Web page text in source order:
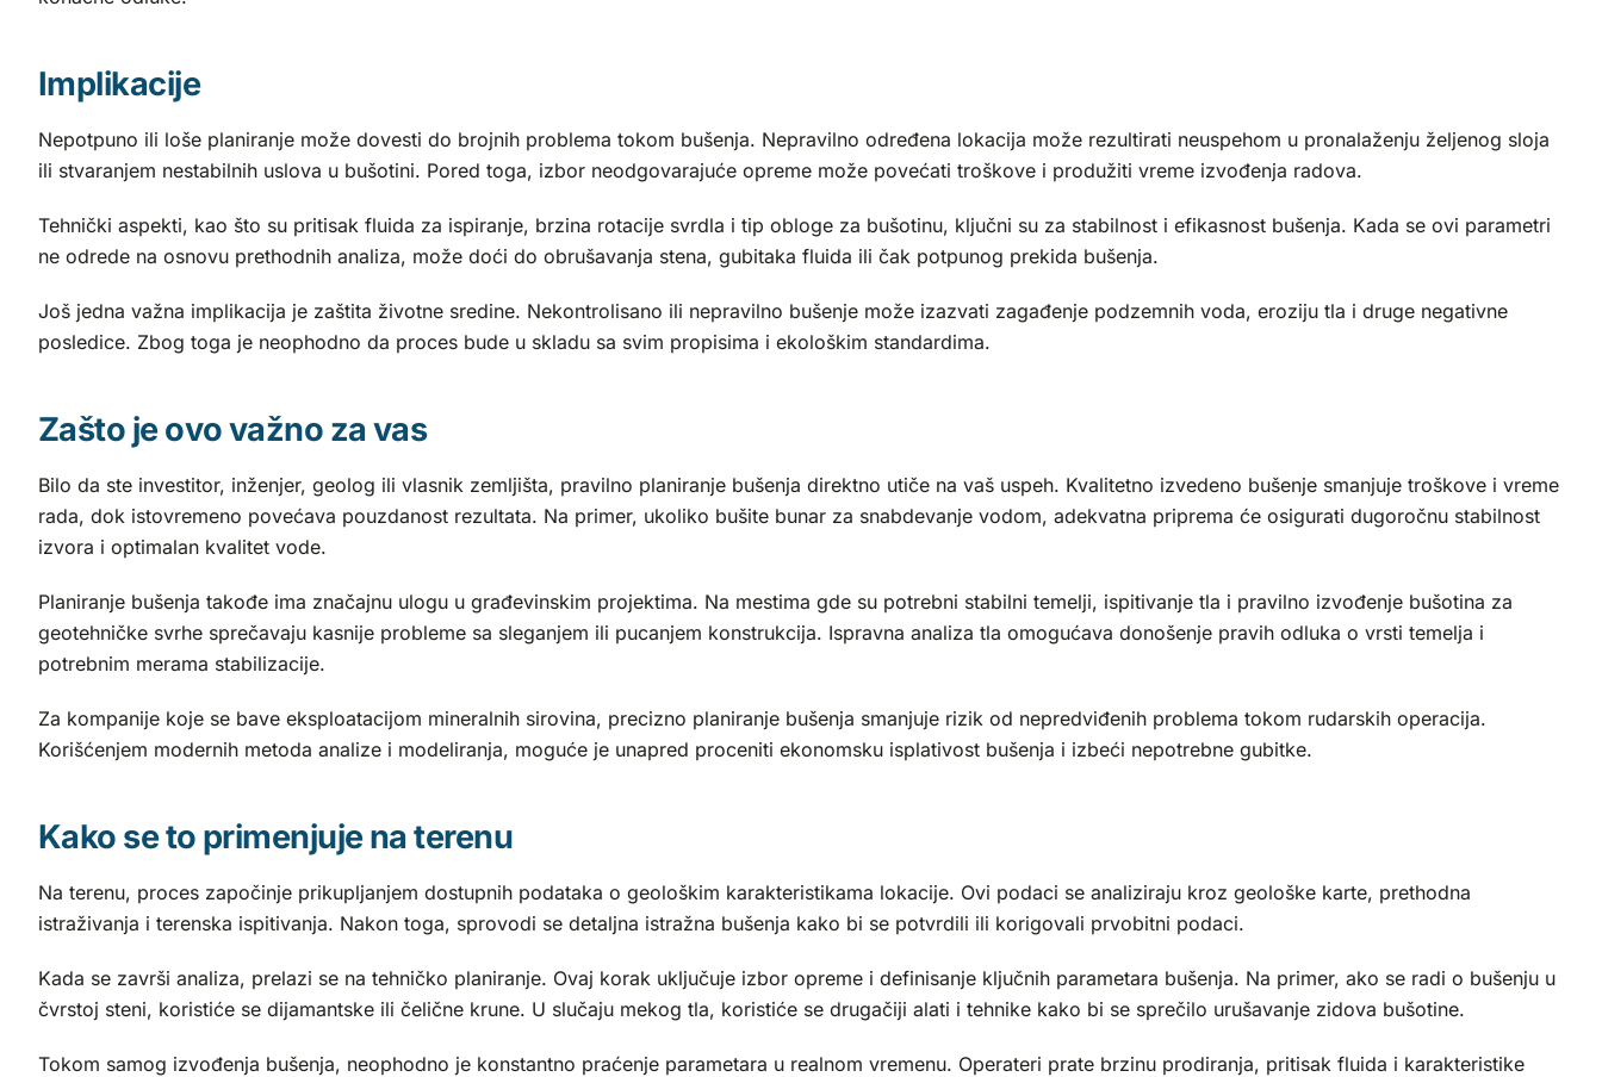
Implikacije
Nepotpuno ili loše planiranje može dovesti do brojnih problema tokom bušenja. Nepravilno određena lokacija može rezultirati neuspehom u pronalaženju željenog sloja
ili stvaranjem nestabilnih uslova u bušotini. Pored toga, izbor neodgovarajuće opreme može povećati troškove i produžiti vreme izvođenja radova.
Tehnički aspekti, kao što su pritisak fluida za ispiranje, brzina rotacije svrdla i tip obloge za bušotinu, ključni su za stabilnost i efikasnost bušenja. Kada se ovi parametri
ne odrede na osnovu prethodnih analiza, može doći do obrušavanja stena, gubitaka fluida ili čak potpunog prekida bušenja.
Još jedna važna implikacija je zaštita životne sredine. Nekontrolisano ili nepravilno bušenje može izazvati zagađenje podzemnih voda, eroziju tla i druge negativne
posledice. Zbog toga je neophodno da proces bude u skladu sa svim propisima i ekološkim standardima.
Zašto je ovo važno za vas
Bilo da ste investitor, inženjer, geolog ili vlasnik zemljišta, pravilno planiranje bušenja direktno utiče na vaš uspeh. Kvalitetno izvedeno bušenje smanjuje troškove i vreme
rada, dok istovremeno povećava pouzdanost rezultata. Na primer, ukoliko bušite bunar za snabdevanje vodom, adekvatna priprema će osigurati dugoročnu stabilnost
izvora i optimalan kvalitet vode.
Planiranje bušenja takođe ima značajnu ulogu u građevinskim projektima. Na mestima gde su potrebni stabilni temelji, ispitivanje tla i pravilno izvođenje bušotina za
geotehničke svrhe sprečavaju kasnije probleme sa sleganjem ili pucanjem konstrukcija. Ispravna analiza tla omogućava donošenje pravih odluka o vrsti temelja i
potrebnim merama stabilizacije.
Za kompanije koje se bave eksploatacijom mineralnih sirovina, precizno planiranje bušenja smanjuje rizik od nepredviđenih problema tokom rudarskih operacija.
Korišćenjem modernih metoda analize i modeliranja, moguće je unapred proceniti ekonomsku isplativost bušenja i izbeći nepotrebne gubitke.
Kako se to primenjuje na terenu
Na terenu, proces započinje prikupljanjem dostupnih podataka o geološkim karakteristikama lokacije. Ovi podaci se analiziraju kroz geološke karte, prethodna
istraživanja i terenska ispitivanja. Nakon toga, sprovodi se detaljna istražna bušenja kako bi se potvrdili ili korigovali prvobitni podaci.
Kada se završi analiza, prelazi se na tehničko planiranje. Ovaj korak uključuje izbor opreme i definisanje ključnih parametara bušenja. Na primer, ako se radi o bušenju u
čvrstoj steni, koristiće se dijamantske ili čelične krune. U slučaju mekog tla, koristiće se drugačiji alati i tehnike kako bi se sprečilo urušavanje zidova bušotine.
Tokom samog izvođenja bušenja, neophodno je konstantno praćenje parametara u realnom vremenu. Operateri prate brzinu prodiranja, pritisak fluida i karakteristike